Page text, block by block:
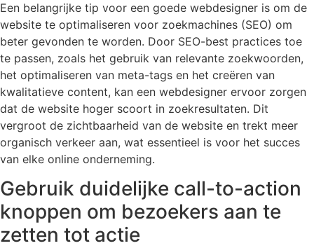
Een belangrijke tip voor een goede webdesigner is om de
website te optimaliseren voor zoekmachines (SEO) om
beter gevonden te worden. Door SEO-best practices toe
te passen, zoals het gebruik van relevante zoekwoorden,
het optimaliseren van meta-tags en het creëren van
kwalitatieve content, kan een webdesigner ervoor zorgen
dat de website hoger scoort in zoekresultaten. Dit
vergroot de zichtbaarheid van de website en trekt meer
organisch verkeer aan, wat essentieel is voor het succes
van elke online onderneming.
Gebruik duidelijke call-to-action
knoppen om bezoekers aan te
zetten tot actie